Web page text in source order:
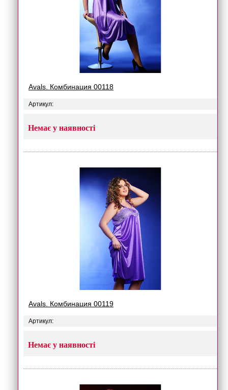
Avals. Комбинация 00118
Артикул:
Немає у наявності
Avals. Комбинация 00119
Артикул:
Немає у наявності